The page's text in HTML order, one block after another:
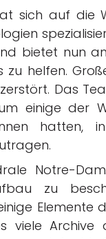
sich auf die
bietet nun
helfen.
Das
einige der
hatten,
Notre-
zu
Elemente
viele Archive